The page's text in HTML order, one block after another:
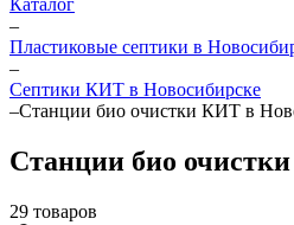
Каталог
–
Пластиковые септики в
–
Септики КИТ в Новосибирске
–Станции био очистки КИТ в
Станции био
29 товаров